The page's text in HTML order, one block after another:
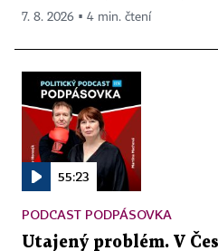
7. 8. 2026 ▪ 4 min. čtení
55:23
PODCAST PODPÁSOVKA
Utajený problém. V